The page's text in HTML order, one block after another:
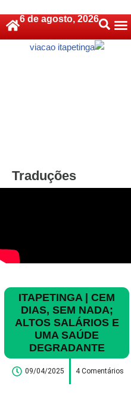
Pular
6 de agosto, 2026
Traduções
ITAPETINGA | CEM
DIAS, SEM NADA;
ALTOS SALÁRIOS E
UMA SAÚDE
DEGRADANTE
09/04/2025 4 Comentários